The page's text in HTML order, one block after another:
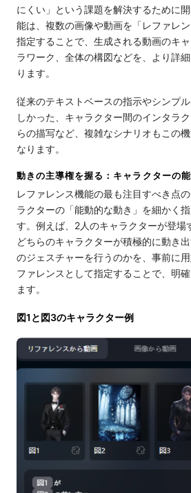
にくい」という課題を解決するために
能は、複数の画像や動画を「レファレ
指定することで、生成される動画のキ
ラワーク、全体の構図などを、より詳
ります。
従来のテキストベースの指示やシンプ
しかった、キャラクター間のインタラ
らの描写など、複雑なシナリオもこの
なります。
動きの主導権を握る：キャラクターの
レファレンス機能の最も注目すべき点
ラクターの「能動的な動き」を細かく
す。例えば、2人のキャラクターが登場
どちらのキャラクターが積極的に動き
のジェスチャーを行うのかを、事前に
ファレンスとして指定することで、明
ます。
図1と図3のキャラクター例